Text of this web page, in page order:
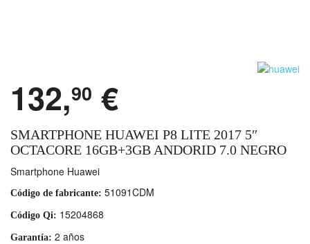
132,90 €
SMARTPHONE HUAWEI P8 LITE 2017 5″
OCTACORE 16GB+3GB ANDORID 7.0 NEGRO
Smartphone Huawei
Código de fabricante: 51091CDM
Código Qi: 15204868
Garantía: 2 años